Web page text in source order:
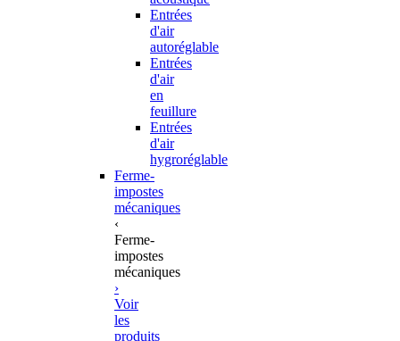
Entrées
d'air
autoréglable
Entrées
d'air
en
feuillure
Entrées
d'air
hygroréglable
Ferme-
impostes
mécaniques
‹
Ferme-
impostes
mécaniques
›
Voir
les
produits